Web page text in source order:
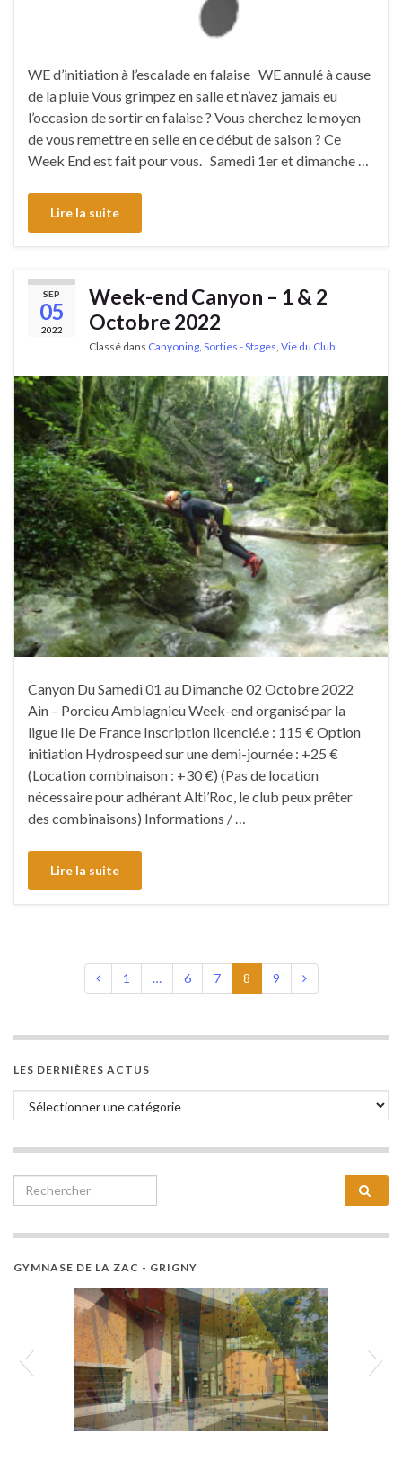
WE d’initiation à l’escalade en falaise WE annulé à cause
de la pluie Vous grimpez en salle et n’avez jamais eu
l’occasion de sortir en falaise ? Vous cherchez le moyen
de vous remettre en selle en ce début de saison ? Ce
Week End est fait pour vous. Samedi 1er et dimanche …
Lire la suite
SEP
05
2022
Week-end Canyon – 1 & 2
Octobre 2022
Classé dans Canyoning Sorties - Stages Vie du Club
Canyon Du Samedi 01 au Dimanche 02 Octobre 2022
Ain – Porcieu Amblagnieu Week-end organisé par la
ligue Ile De France Inscription licencié.e : 115 € Option
initiation Hydrospeed sur une demi-journée : +25 €
(Location combinaison : +30 €) (Pas de location
nécessaire pour adhérant Alti’Roc, le club peux prêter
des combinaisons) Informations / …
Lire la suite
1 … 6 7 8 9
LES DERNIÈRES ACTUS
GYMNASE DE LA ZAC - GRIGNY